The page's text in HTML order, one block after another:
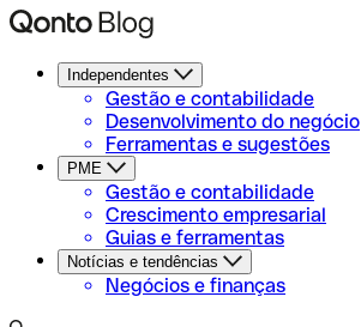
Independentes
Gestão e contabilidade
Desenvolvimento do negócio
Ferramentas e sugestões
PME
Gestão e contabilidade
Crescimento empresarial
Guias e ferramentas
Notícias e tendências
Negócios e finanças